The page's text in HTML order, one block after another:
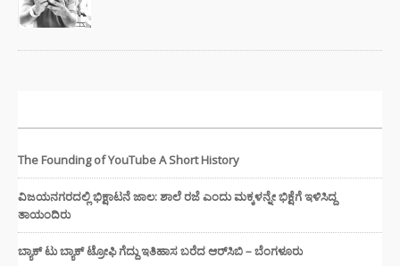
The Founding of YouTube A Short History
ವಿಜಯನಗರದಲ್ಲಿ ಭಿಕ್ಷಾಟನೆ ಜಾಲ: ಶಾಲೆ ರಜೆ ಎಂದು ಮಕ್ಕಳನ್ನೇ ಭಿಕ್ಷೆಗೆ ಇಳಿಸಿದ್ದ
ತಾಯಂದಿರು
ಬ್ಯಾಕ್ ಟು ಬ್ಯಾಕ್ ಟ್ರೋಫಿ ಗೆದ್ದು ಇತಿಹಾಸ ಬರೆದ ಆರ್‌ಸಿಬಿ – ಬೆಂಗಳೂರು